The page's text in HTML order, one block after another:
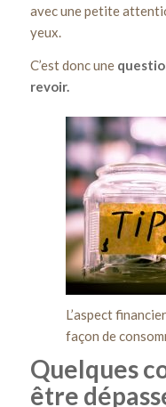
avec une petite
yeux.
C’est donc une
revoir.
L’aspect
façon de
Quelques
être